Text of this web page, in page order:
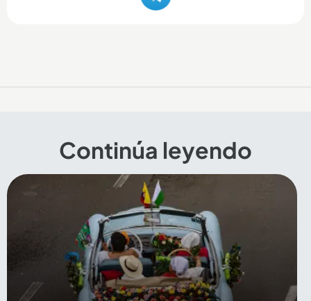
Continúa leyendo